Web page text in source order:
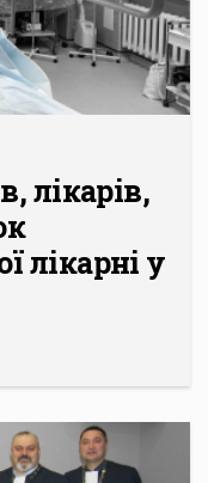
лікарів,
лікарні у